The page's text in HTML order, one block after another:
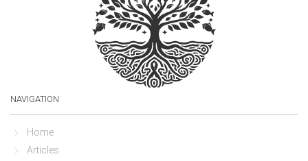
NAVIGATION
Home
Articles